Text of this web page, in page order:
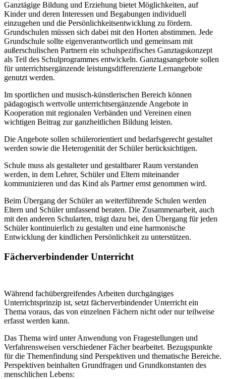
Ganztägige Bildung und Erziehung bietet Möglichkeiten, auf
Kinder und deren Interessen und Begabungen individuell
einzugehen und die Persönlichkeitsentwicklung zu fördern.
Grundschulen müssen sich dabei mit den Horten abstimmen. Jede
Grundschule sollte eigenverantwortlich und gemeinsam mit
außerschulischen Partnern ein schulspezifisches Ganztagskonzept
als Teil des Schulprogrammes entwickeln. Ganztagsangebote sollen
für unterrichtsergänzende leistungsdifferenzierte Lernangebote
genutzt werden.
Im sportlichen und musisch-künstlerischen Bereich können
pädagogisch wertvolle unterrichtsergänzende Angebote in
Kooperation mit regionalen Verbänden und Vereinen einen
wichtigen Beitrag zur ganzheitlichen Bildung leisten.
Die Angebote sollen schülerorientiert und bedarfsgerecht gestaltet
werden sowie die Heterogenität der Schüler berücksichtigen.
Schule muss als gestalteter und gestaltbarer Raum verstanden
werden, in dem Lehrer, Schüler und Eltern miteinander
kommunizieren und das Kind als Partner ernst genommen wird.
Beim Übergang der Schüler an weiterführende Schulen werden
Eltern und Schüler umfassend beraten. Die Zusammenarbeit, auch
mit den anderen Schularten, trägt dazu bei, den Übergang für jeden
Schüler kontinuierlich zu gestalten und eine harmonische
Entwicklung der kindlichen Persönlichkeit zu unterstützen.
Fächerverbindender Unterricht
Während fachübergreifendes Arbeiten durchgängiges
Unterrichtsprinzip ist, setzt fächerverbindender Unterricht ein
Thema voraus, das von einzelnen Fächern nicht oder nur teilweise
erfasst werden kann.
Das Thema wird unter Anwendung von Fragestellungen und
Verfahrensweisen verschiedener Fächer bearbeitet. Bezugspunkte
für die Themenfindung sind Perspektiven und thematische Bereiche.
Perspektiven beinhalten Grundfragen und Grundkonstanten des
menschlichen Lebens: